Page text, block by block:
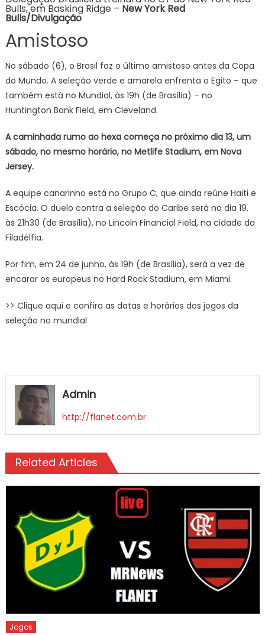
Bulls, em Basking Ridge – New York Red
Bulls/Divulgação
Amistoso
No sábado (6), o Brasil faz o último amistoso antes da Copa
do Mundo. A seleção verde e amarela enfrenta o Egito – que
também está no Mundial, às 19h (de Brasília) – no
Huntington Bank Field, em Cleveland.
A caminhada rumo ao hexa começa no próximo dia 13, um
sábado, no mesmo horário, no Metlife Stadium, em Nova
Jersey.
A equipe canarinho está no Grupo C, que ainda reúne Haiti e
Escócia. O duelo contra a seleção do Caribe será no dia 19,
às 21h30 (de Brasília), no Lincoln Financial Field, na cidade da
Filadélfia.
Por fim, em 24 de junho, às 19h (de Brasília), será a vez de
encarar os europeus no Hard Rock Stadium, em Miami.
>> Clique aqui e confira as datas e horários dos jogos da
seleção no mundial
Admin
http://flanet.com.br
Related Articles
Jogos